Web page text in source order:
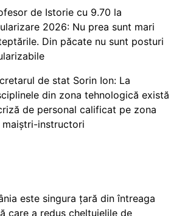
de Istorie cu 9.70 la
2026: Nu prea sunt mari
Din păcate nu sunt posturi
de stat Sorin Ion: La
din zona tehnologică există
de personal calificat pe zona
maiștri-instructori
este singura țară din întreaga
care a redus cheltuielile de